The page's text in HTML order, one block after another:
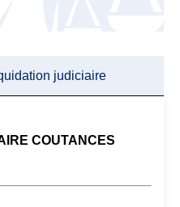
judiciaire
COUTANCES